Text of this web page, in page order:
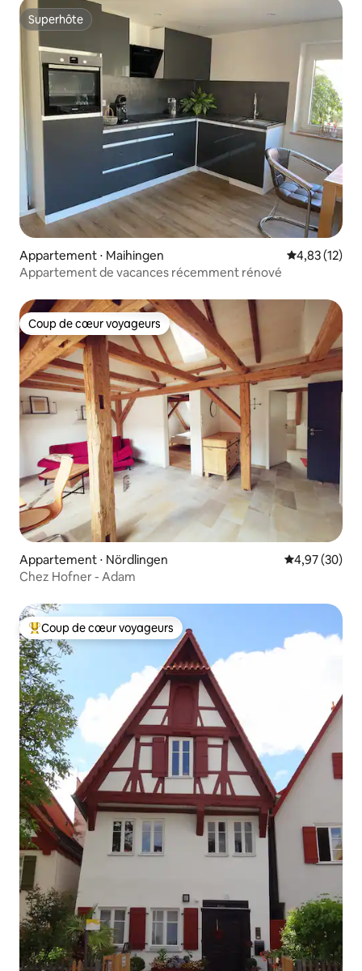
Superhôte
Superhôte
Appartement ⋅ Maihingen Évaluation
4,83 (12)
Appartement de vacances récemment rénové
Coup de cœur voyageurs
Coup de cœur voyageurs
Appartement ⋅ Nördlingen Évaluation
4,97 (30)
Chez Hofner - Adam
Coups de cœur voyageurs les plus appréciés
Coup de cœur voyageurs